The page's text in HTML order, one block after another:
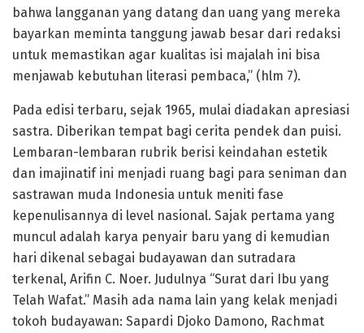
bahwa langganan yang datang dan uang yang mereka
bayarkan meminta tanggung jawab besar dari redaksi
untuk memastikan agar kualitas isi majalah ini bisa
menjawab kebutuhan literasi pembaca,” (hlm 7).
Pada edisi terbaru, sejak 1965, mulai diadakan apresiasi
sastra. Diberikan tempat bagi cerita pendek dan puisi.
Lembaran-lembaran rubrik berisi keindahan estetik
dan imajinatif ini menjadi ruang bagi para seniman dan
sastrawan muda Indonesia untuk meniti fase
kepenulisannya di level nasional. Sajak pertama yang
muncul adalah karya penyair baru yang di kemudian
hari dikenal sebagai budayawan dan sutradara
terkenal, Arifin C. Noer. Judulnya “Surat dari Ibu yang
Telah Wafat.” Masih ada nama lain yang kelak menjadi
tokoh budayawan: Sapardi Djoko Damono, Rachmat